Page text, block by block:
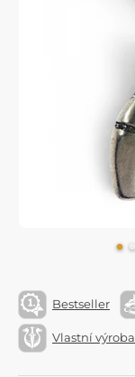
Bestseller
Vlastní výroba